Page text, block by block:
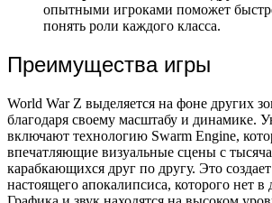
опытными игроками поможет
понять роли каждого класса.
Преимущества игры
World War Z выделяется на фоне других
благодаря своему масштабу и динамике.
включают технологию Swarm Engine,
впечатляющие визуальные сцены с
карабкающихся друг по другу. Это
настоящего апокалипсиса, которого нет в